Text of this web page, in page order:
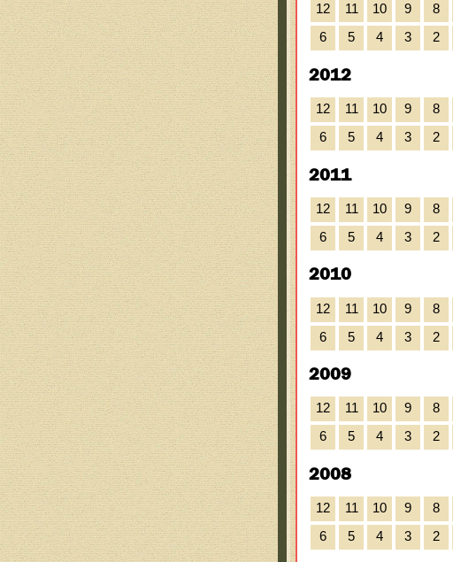
12 11 10 9 8
6
5 4 3 2
2012
12 11 10 9 8
6
5 4 3 2
2011
12 11 10 9 8
6
5 4 3 2
2010
12 11 10 9 8
6
5 4 3 2
2009
12 11 10 9 8
6
5 4 3 2
2008
12 11 10 9 8
6
5 4 3 2